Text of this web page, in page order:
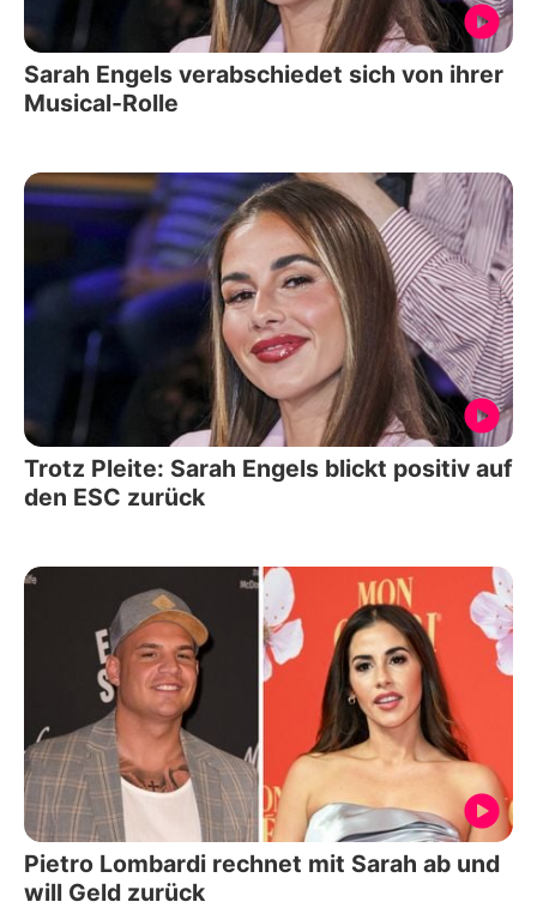
Sarah Engels verabschiedet sich von ihrer
Musical-Rolle
Trotz Pleite: Sarah Engels blickt positiv auf
den ESC zurück
Pietro Lombardi rechnet mit Sarah ab und
will Geld zurück